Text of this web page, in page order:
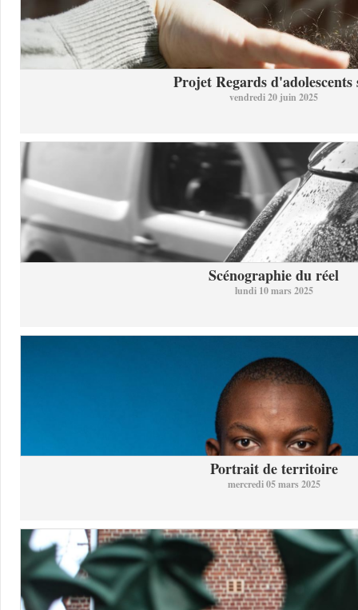
Projet Regards d'adolescents
vendredi 20 juin 2025
Scénographie du réel
lundi 10 mars 2025
Portrait de territoire
mercredi 05 mars 2025